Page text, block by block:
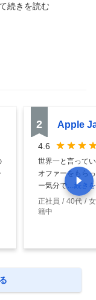
続きを読む
2 Apple
4.6
世界一と言って
オファーをもら
ー気分で …続き
正社員
40代
籍中